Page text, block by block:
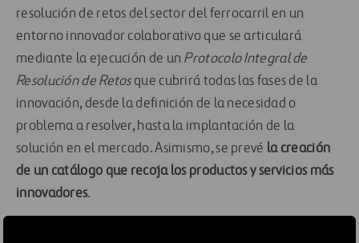
resolución de retos del sector del ferrocarril en un
entorno innovador colaborativo que se articulará
mediante la ejecución de un Protocolo Integral de
Resolución de Retosque cubrirá todas las fases de la
innovación, desde la definición de la necesidad o
problema a resolver, hasta la implantación de la
solución en el mercado. Asimismo, se prevé la creación
de un catálogo que recoja los productos y servicios más
innovadores.